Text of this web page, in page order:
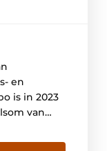
en
is in 2023
van
en